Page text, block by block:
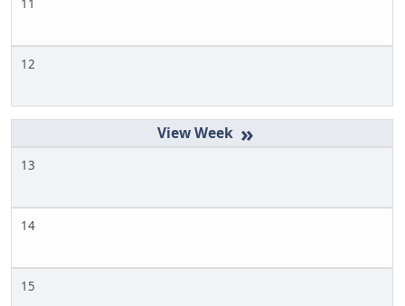
11
12
»
13
14
15